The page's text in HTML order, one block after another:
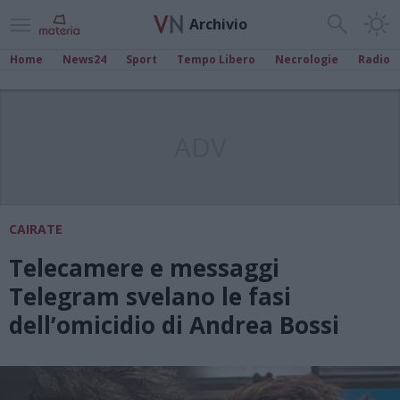
Archivio
Home News24 Sport Tempo Libero Necrologie Radio
CAIRATE
Telecamere e messaggi
Telegram svelano le fasi
dell’omicidio di Andrea Bossi